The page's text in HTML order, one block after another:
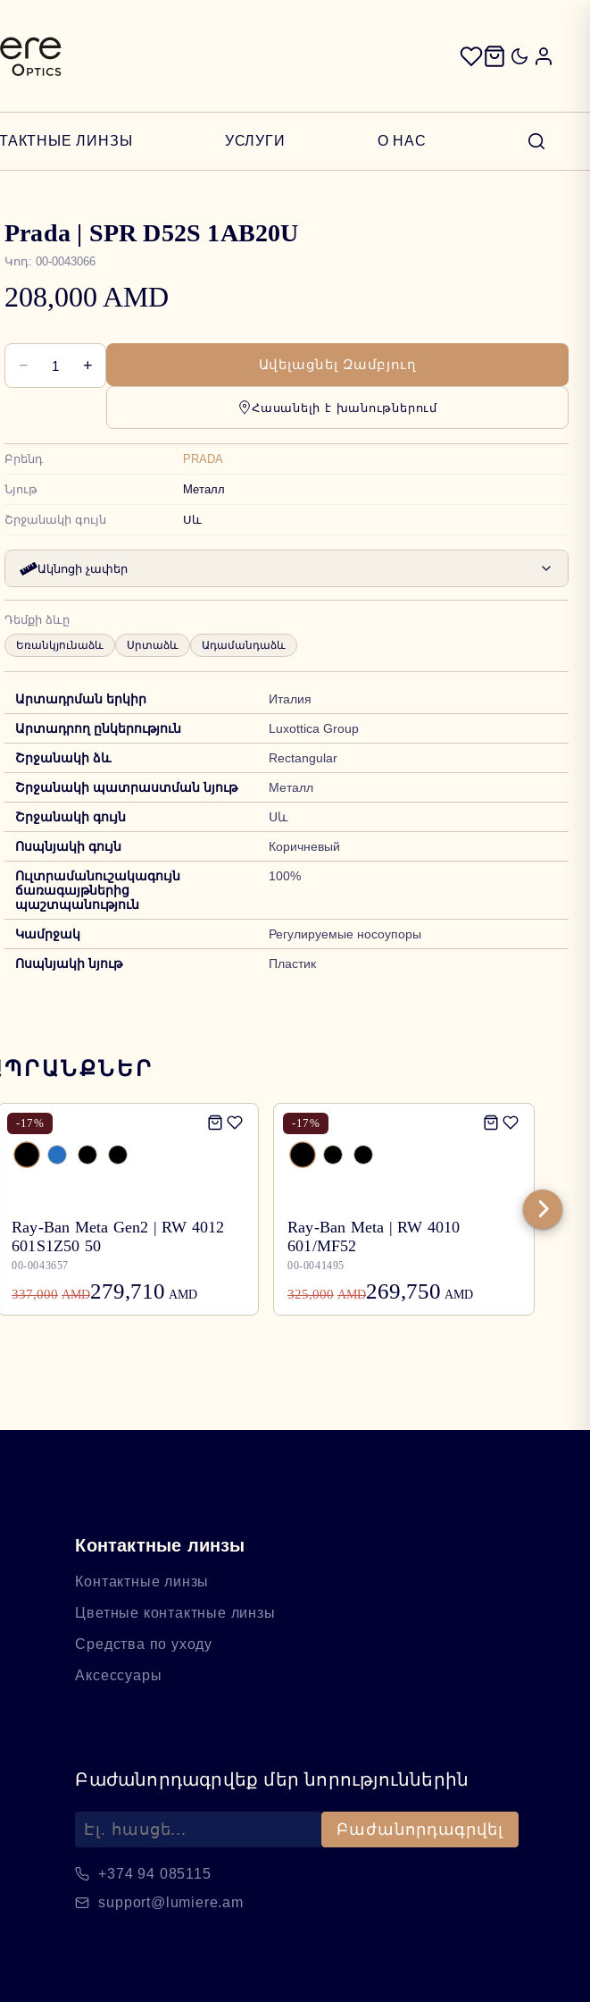
ЛИНЗЫ УСЛУГИ О НАС
Prada | SPR D52S 1AB20U
Կոդ: 00-0043066
208,000 AMD
− 1 + Ավելացնել Զամբյուղ
Հասանելի է խանութներում
Բրենդ PRADA
Նյութ Металл
Շրջանակի գույն Սև
Ակնոցի չափեր
Դեմքի ձևը
Եռանկյունաձև Սրտաձև Ադամանդաձև
Արտադրման երկիր Италия
Արտադրող ընկերություն Luxottica Group
Շրջանակի ձև Rectangular
Շրջանակի պատրաստման նյութ Металл
Շրջանակի գույն Սև
Ոսպնյակի գույն Коричневый
Ուլտրամանուշակագույն
ճառագայթներից
պաշտպանություն
100%
Կամրջակ Регулируемые носоупоры
Ոսպնյակի նյութ Пластик
-17%
Ray-Ban Meta Gen2 | RW 4012
601S1Z50 50
00-0043657
337,000 AMD279,710 AMD
-17%
Ray-Ban Meta | RW 4010
601/MF52
00-0041495
325,000 AMD269,750 AMD
Контактные линзы
Контактные линзы
Цветные контактные линзы
Средства по уходу
Аксессуары
Բաժանորդագրվեք մեր նորություններին
Բաժանորդագրվել
+374 94 085115
support@lumiere.am